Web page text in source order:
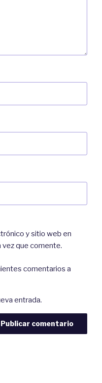
y sitio web en
vez que comente.
comentarios a
entrada.